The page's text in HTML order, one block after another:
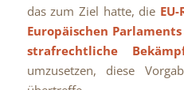
das zum Ziel hatte, die
Europäischen
strafrechtliche
umzusetzen, diese